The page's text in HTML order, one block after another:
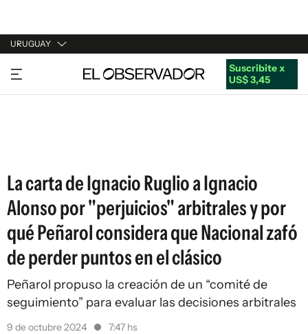
URUGUAY
URUGUAY
ARGENTINA
Suscribite x
US$ 3,45
La carta de Ignacio Ruglio a Ignacio
Alonso por "perjuicios" arbitrales y por
qué Peñarol considera que Nacional zafó
de perder puntos en el clásico
Peñarol propuso la creación de un “comité de
seguimiento” para evaluar las decisiones arbitrales
9 de octubre 2024 7:47 hs